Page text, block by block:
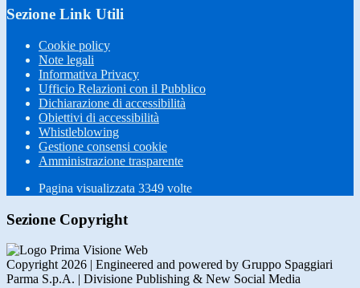
Sezione Link Utili
Cookie policy
Note legali
Informativa Privacy
Ufficio Relazioni con il Pubblico
Dichiarazione di accessibilità
Obiettivi di accessibilità
Whistleblowing
Gestione consensi cookie
Amministrazione trasparente
Pagina visualizzata 3349 volte
Sezione Copyright
Copyright 2026 | Engineered and powered by Gruppo Spaggiari
Parma S.p.A. | Divisione Publishing & New Social Media